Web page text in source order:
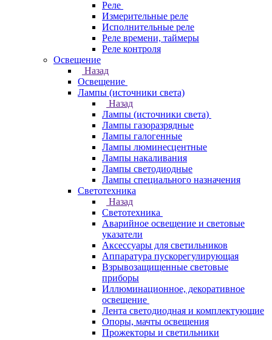
Реле
Измерительные реле
Исполнительные реле
Реле времени, таймеры
Реле контроля
Освещение
Назад
Освещение
Лампы (источники света)
Назад
Лампы (источники света)
Лампы газоразрядные
Лампы галогенные
Лампы люминесцентные
Лампы накаливания
Лампы светодиодные
Лампы специального назначения
Светотехника
Назад
Светотехника
Аварийное освещение и световые
указатели
Аксессуары для светильников
Аппаратура пускорегулирующая
Взрывозащищенные световые
приборы
Иллюминационное, декоративное
освещение
Лента светодиодная и комплектующие
Опоры, мачты освещения
Прожекторы и светильники